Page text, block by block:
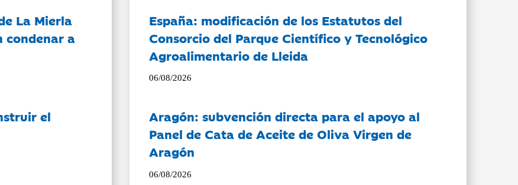
La Mierla
condenar a
el
España: modificación de los Estatutos del
Consorcio del Parque Científico y Tecnológico
Agroalimentario de Lleida
06/08/2026
Aragón: subvención directa para el apoyo al
Panel de Cata de Aceite de Oliva Virgen de
Aragón
06/08/2026